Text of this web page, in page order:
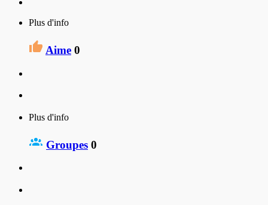
Plus d'info
Aime 0
Plus d'info
Groupes 0